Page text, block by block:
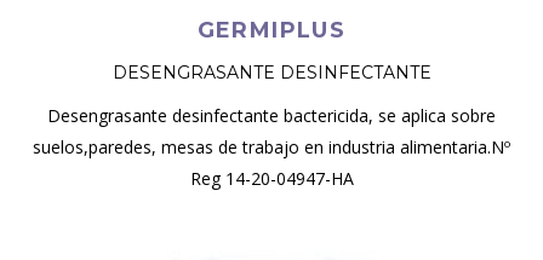
GERMIPLUS
DESENGRASANTE DESINFECTANTE
Desengrasante desinfectante bactericida, se aplica sobre
suelos,paredes, mesas de trabajo en industria alimentaria.Nº
Reg 14-20-04947-HA